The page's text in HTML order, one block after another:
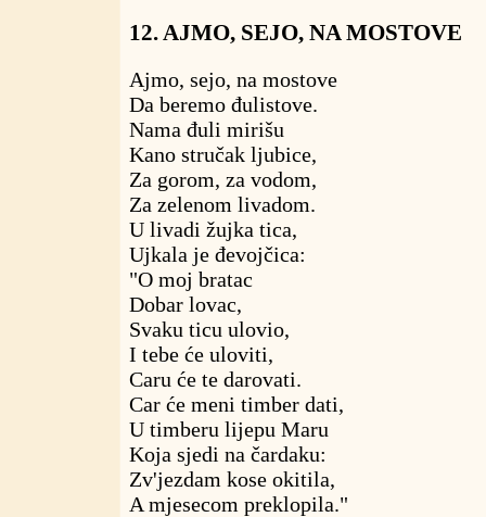
12. AJMO, SEJO, NA MOSTOVE
Ajmo, sejo, na mostove
Da beremo đulistove.
Nama đuli mirišu
Kano stručak ljubice,
Za gorom, za vodom,
Za zelenom livadom.
U livadi žujka tica,
Ujkala je đevojčica:
"O moj bratac
Dobar lovac,
Svaku ticu ulovio,
I tebe će uloviti,
Caru će te darovati.
Car će meni timber dati,
U timberu lijepu Maru
Koja sjedi na čardaku:
Zv'jezdam kose okitila,
A mjesecom preklopila."